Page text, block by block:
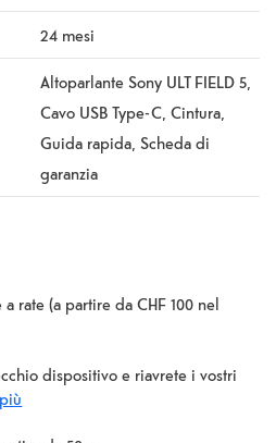
24 mesi
Altoparlante Sony ULT FIELD 5,
Cavo USB Type-C, Cintura,
Guida rapida, Scheda di
garanzia
rate (a partire da CHF 100 nel
dispositivo e riavrete i vostri